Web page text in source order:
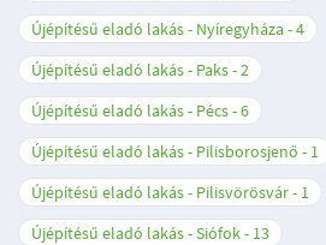
Újépítésű eladó lakás - Nyíregyháza 4
Újépítésű eladó lakás - Paks 2
Újépítésű eladó lakás - Pécs 6
Újépítésű eladó lakás - Pilisborosjenő
1
Újépítésű eladó lakás - Pilisvörösvár
1
Újépítésű eladó lakás - Siófok
13